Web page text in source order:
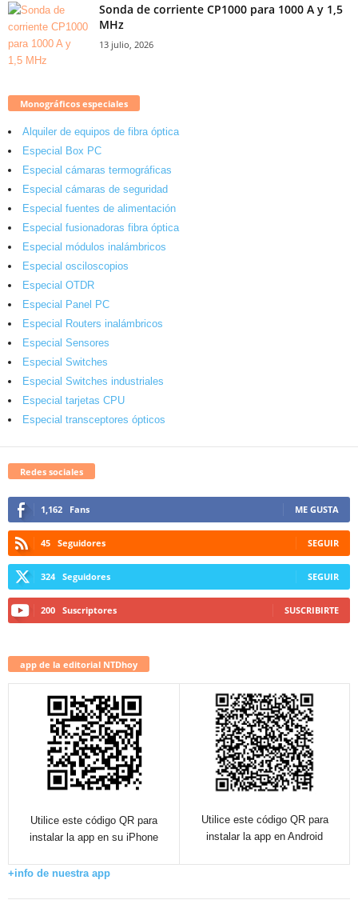
Sonda de corriente CP1000 para 1000 A y 1,5
MHz
13 julio, 2026
Monográficos especiales
Alquiler de equipos de fibra óptica
Especial Box PC
Especial cámaras termográficas
Especial cámaras de seguridad
Especial fuentes de alimentación
Especial fusionadoras fibra óptica
Especial módulos inalámbricos
Especial osciloscopios
Especial OTDR
Especial Panel PC
Especial Routers inalámbricos
Especial Sensores
Especial Switches
Especial Switches industriales
Especial tarjetas CPU
Especial transceptores ópticos
Redes sociales
1,162 Fans ME GUSTA
45 Seguidores SEGUIR
324 Seguidores SEGUIR
200 Suscriptores SUSCRIBIRTE
app de la editorial NTDhoy
Utilice este código QR para
instalar la app en su iPhone
Utilice este código QR para
instalar la app en Android
+info de nuestra app